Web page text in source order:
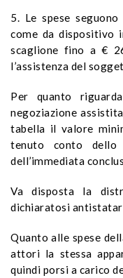
5. Le spese
come da dispositivo
scaglione fino a €
l’assistenza del
Per quanto
negoziazione
tabella il valore
tenuto conto dello
dell’immediata
Va disposta la
dichiaratosi
Quanto alle spese
attori la stessa
quindi porsi a carico